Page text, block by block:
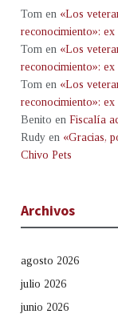
Tom en «Los
reconocimiento»:
Tom en «Los
reconocimiento»:
Tom en «Los
reconocimiento»:
Benito en Fiscalía
Rudy en «Gracias,
Chivo Pets
Archivos
agosto 2026
julio 2026
junio 2026